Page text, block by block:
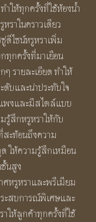
ให้ทุกครั้งที่ใช้ห้องน้ำ
ราในคราวเดียว
ดีไซน์หรูหราเพิ่ม
ทุกครั้งที่มาเยือน
รายละเอียด ทำให้
ดับและน่าประทับใจ
พงและมีสไตล์แบบ
สึกหรูหราให้กับ
สะท้อนถึงความ
ให้ความรู้สึกเหมือน
นสูง
ศหรูหราและพรีเมียม
ะสบการณ์พิเศษและ
าให้ลูกค้าทุกครั้งที่ใช้